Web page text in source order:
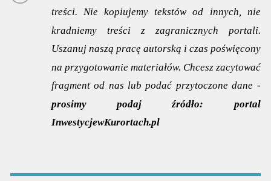
treści. Nie kopiujemy tekstów od innych, nie
kradniemy treści z zagranicznych portali.
Uszanuj naszą pracę autorską i czas poświęcony
na przygotowanie materiałów. Chcesz zacytować
fragment od nas lub podać przytoczone dane -
prosimy podaj źródło:
portal
InwestycjewKurortach.pl